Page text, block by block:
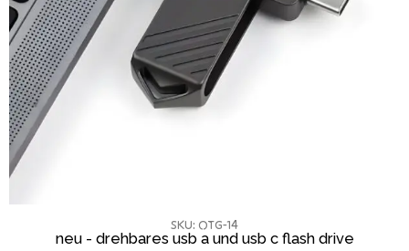
SKU: OTG-14
neu - drehbares usb a und usb c flash drive